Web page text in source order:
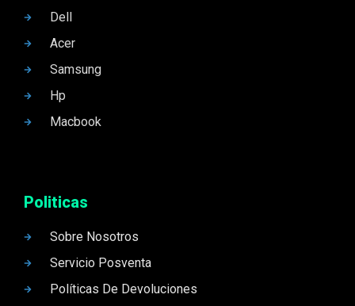
Dell
Acer
Samsung
Hp
Macbook
Politicas
Sobre Nosotros
Servicio Posventa
Políticas De Devoluciones